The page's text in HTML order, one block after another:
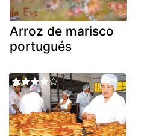
Arroz de marisco
portugués